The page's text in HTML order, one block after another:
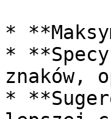
*
*
znaków,
*